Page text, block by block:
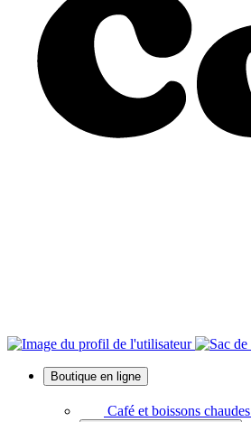
Boutique en ligne
Café et boissons chaudes